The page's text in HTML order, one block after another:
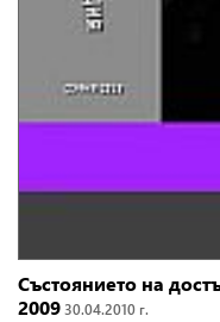
Състоянието на
2009 30.04.2010 г.